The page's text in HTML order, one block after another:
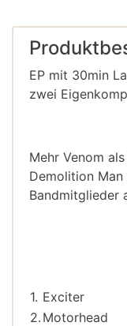
EP mit 30min
zwei
Mehr Venom
Demolition
Bandmitglieder
1. Exciter
2. Motorhead